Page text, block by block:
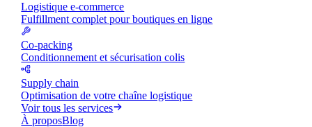
Logistique e-commerce
Fulfillment complet pour boutiques en ligne
Co-packing
Conditionnement et sécurisation colis
Supply chain
Optimisation de votre chaîne logistique
Voir tous les services
À proposBlog